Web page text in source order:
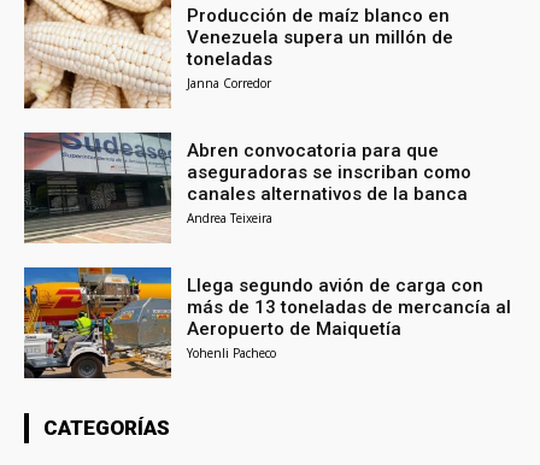
Producción de maíz blanco en
Venezuela supera un millón de
toneladas
Janna Corredor
Abren convocatoria para que
aseguradoras se inscriban como
canales alternativos de la banca
Andrea Teixeira
Llega segundo avión de carga con
más de 13 toneladas de mercancía al
Aeropuerto de Maiquetía
Yohenli Pacheco
CATEGORÍAS